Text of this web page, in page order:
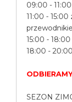
09:00 -
11:00 -
15:00 -
18:00 -
SEZON